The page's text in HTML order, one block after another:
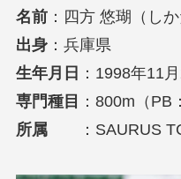
名前：四方 悠瑚（しか
出身：兵庫県
生年月日 ：1998年11
専門種目
：800m（PB
所属：SAURUS